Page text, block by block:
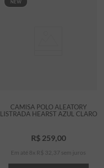
NEW
CAMISA POLO ALEATORY
LISTRADA HEARST AZUL CLARO
R$ 259, 00
Em até 8 x R$ 32 37 sem juros